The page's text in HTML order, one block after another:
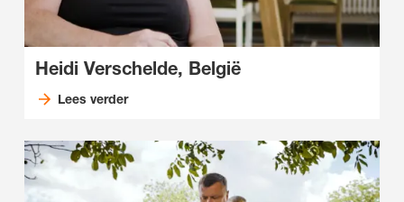
Heidi Verschelde, België
Lees verder